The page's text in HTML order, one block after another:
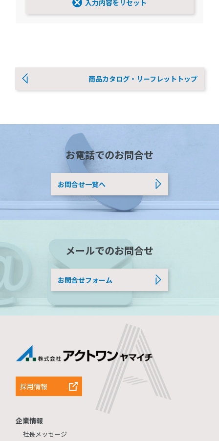
入力内容をリセット
商品カタログ・リーフレットトップ
お電話でのお問合せ
お問合せ一覧へ
メールでのお問合せ
お問合せフォーム
採用情報
企業情報
社長メッセージ